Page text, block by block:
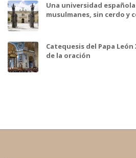
Una universidad
musulmanes, sin cerdo y
Catequesis del Papa
de la oración